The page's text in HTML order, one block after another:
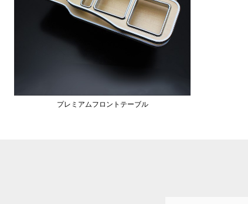
プレミアムフロントテーブル